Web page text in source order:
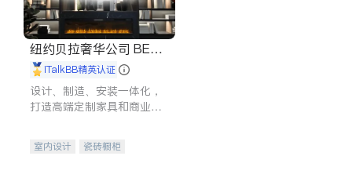
纽约贝拉奢华公司 BELL
A LUXE
iTalkBB精英认证
设计、制造、安装一体化，
打造高端定制家具和商业空
室内设计
瓷砖橱柜